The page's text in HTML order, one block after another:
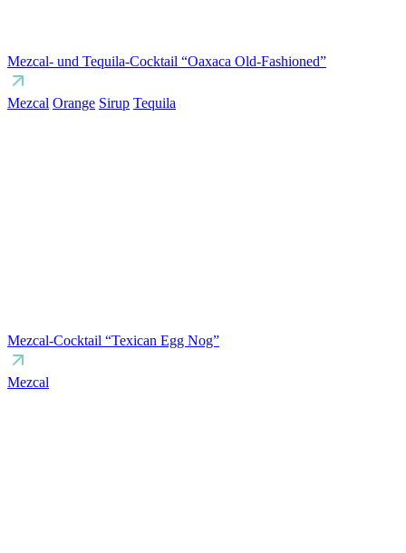
Mezcal- und Tequila-Cocktail “Oaxaca Old-Fashioned”
Mezcal Orange Sirup Tequila
Mezcal-Cocktail “Texican Egg Nog”
Mezcal